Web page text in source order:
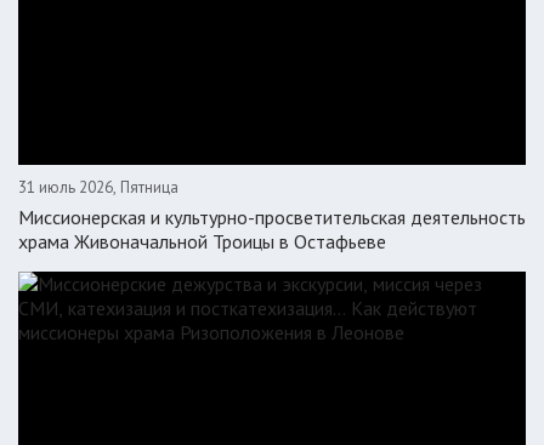
31 июль 2026, Пятница
Миссионерская и культурно-просветительская деятельность
храма Живоначальной Троицы в Остафьеве